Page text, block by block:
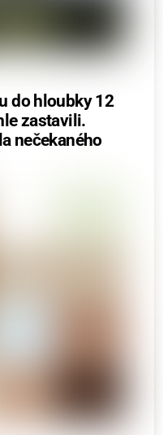
do hloubky 12
zastavili.
nečekaného